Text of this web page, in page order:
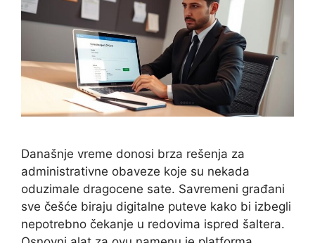
Današnje vreme donosi brza rešenja za
administrativne obaveze koje su nekada
oduzimale dragocene sate. Savremeni građani
sve češće biraju digitalne puteve kako bi izbegli
nepotrebno čekanje u redovima ispred šaltera.